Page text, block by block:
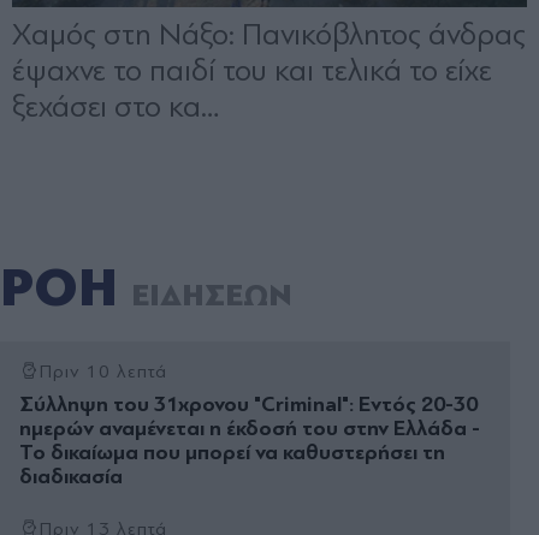
ΡΟΗ ΕΙΔΗΣΕΩΝ
Πριν 10 λεπτά
Σύλληψη του 31χρονου "Criminal": Εντός 20-30
ημερών αναμένεται η έκδοσή του στην Ελλάδα -
Το δικαίωμα που μπορεί να καθυστερήσει τη
διαδικασία
Πριν 13 λεπτά